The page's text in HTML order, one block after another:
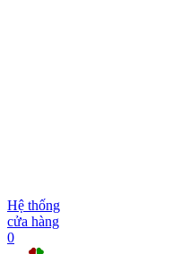
Hệ thống
cửa hàng
0